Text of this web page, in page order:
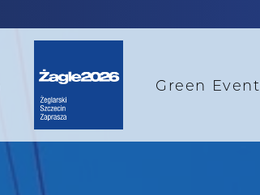
Green Event